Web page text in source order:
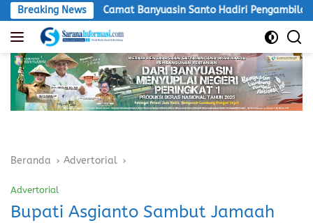
Langsung
ke
konten
Breaking News
Santo Hadiri Pengambilan Sumpah Antar Waktu PAW
Beranda Advertorial
Advertorial
Bupati Asgianto Sambut Jamaah